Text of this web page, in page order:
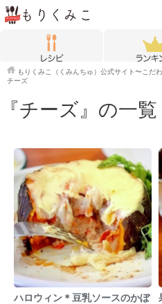
もりくみこ（くみんちゅ）公式サイト〜こだ
チーズ
『チーズ』の一覧
ハロウィン＊豆乳ソースのかぼ